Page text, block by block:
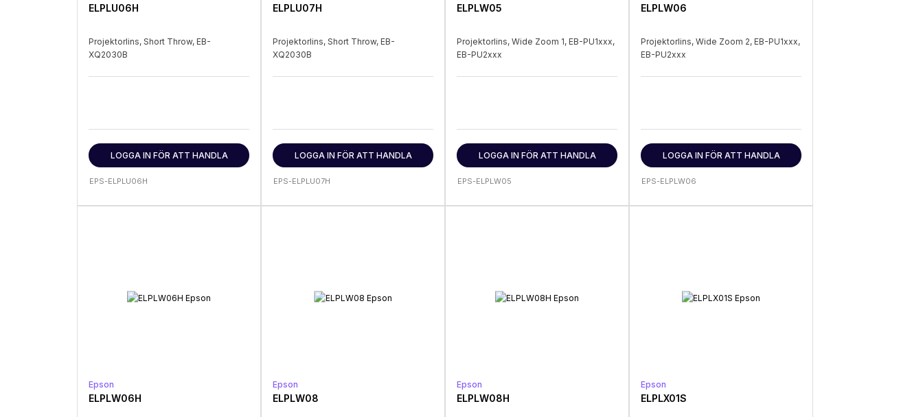
ELPLU06H
Projektorlins, Short Throw, EB-
XQ2030B
LOGGA IN FÖR ATT HANDLA
EPS-ELPLU06H
ELPLU07H
Projektorlins, Short Throw, EB-
XQ2030B
LOGGA IN FÖR ATT HANDLA
EPS-ELPLU07H
ELPLW05
Projektorlins, Wide Zoom 1, EB-PU1xxx,
EB-PU2xxx
LOGGA IN FÖR ATT HANDLA
EPS-ELPLW05
ELPLW06
Projektorlins, Wide Zoom 2, EB-PU1xxx,
EB-PU2xxx
LOGGA IN FÖR ATT HANDLA
EPS-ELPLW06
Epson
ELPLW06H
Epson
ELPLW08
Epson
ELPLW08H
Epson
ELPLX01S